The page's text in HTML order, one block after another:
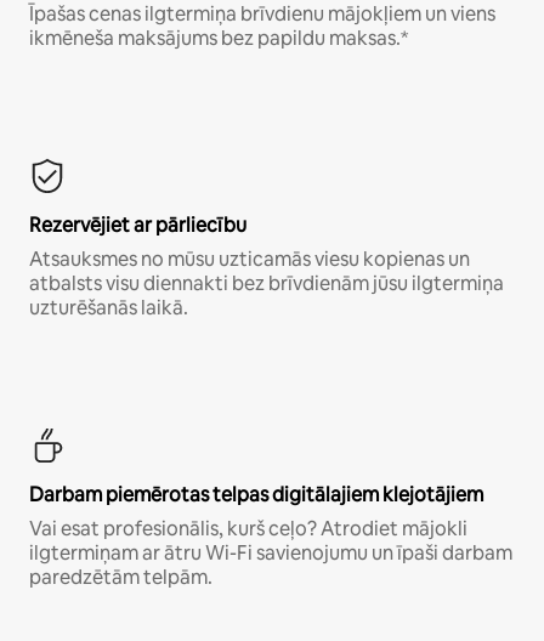
Īpašas cenas ilgtermiņa brīvdienu mājokļiem un viens
ikmēneša maksājums bez papildu maksas.*
Rezervējiet ar pārliecību
Atsauksmes no mūsu uzticamās viesu kopienas un
atbalsts visu diennakti bez brīvdienām jūsu ilgtermiņa
uzturēšanās laikā.
Darbam piemērotas telpas digitālajiem klejotājiem
Vai esat profesionālis, kurš ceļo? Atrodiet mājokli
ilgtermiņam ar ātru Wi-Fi savienojumu un īpaši darbam
paredzētām telpām.